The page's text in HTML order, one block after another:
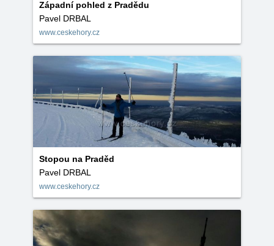
Západní pohled z Pradědu
Pavel DRBAL
www.ceskehory.cz
Stopou na Praděd
Pavel DRBAL
www.ceskehory.cz